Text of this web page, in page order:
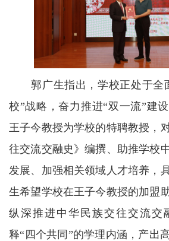
郭广生指出，学校正处于全
校”战略，奋力推进“双一流”建
王子今教授为学校的特聘教授，
往交流交融史》编撰、助推学校
发展、加强相关领域人才培养，
生希望学校在王子今教授的加盟
纵深推进中华民族交往交流交
释“四个共同”的学理内涵，产出